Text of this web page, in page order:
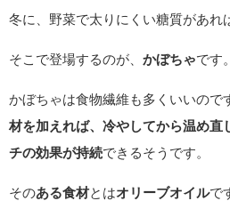
冬に、野菜で太りにくい糖質があれ
そこで登場するのが、 かぼちゃです。
かぼちゃは食物繊維も多くいいので
材を加えれば、冷やしてから温め直
チの効果が持続できるそうです。
そのある食材とはオリーブオイルで